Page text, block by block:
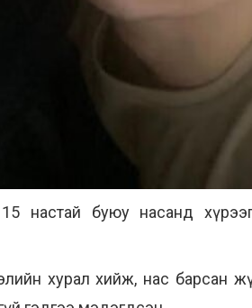
настай буюу насанд
хурал хийж, нас барсан